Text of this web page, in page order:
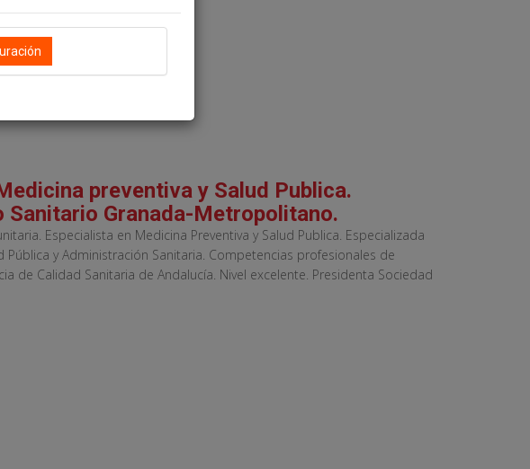
preventiva y Salud Publica.
Sanitario Granada-Metropolitano.
Especialista en Medicina Preventiva y Salud Publica. Especializada
Pública y Administración Sanitaria. Competencias profesionales de
de Calidad Sanitaria de Andalucía. Nivel excelente. Presidenta Sociedad